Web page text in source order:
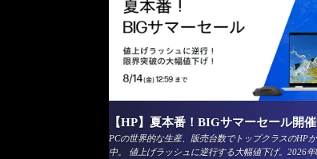
【HP】夏本番！BIGサマーセール開
PCの世界的な生産、販売台数でトップクラスのHP
中。 値上げラッシュに逆行する大幅値下げ。2026